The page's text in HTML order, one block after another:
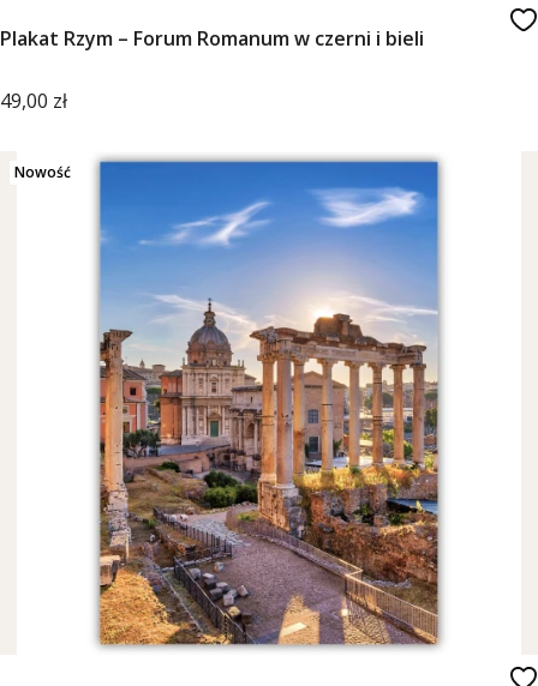
Plakat Rzym – Forum Romanum w czerni i bieli
Cena
49,00 zł
Nowość